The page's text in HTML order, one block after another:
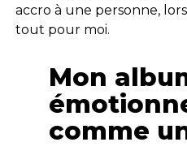
accro à une personne,
tout pour moi.
Mon
comme